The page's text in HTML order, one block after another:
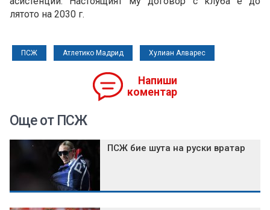
лятото на 2030 г.
ПСЖ Атлетико Мадрид Хулиан Алварес
Напиши
коментар
Още от ПСЖ
ПСЖ бие шута на руски вратар